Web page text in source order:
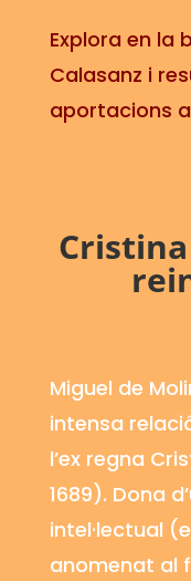
Explora en la
Calasanz i
aportacions
Cristina
Miguel de
intensa
l’ex regna
1689). Dona
intel·lectual
anomenat al